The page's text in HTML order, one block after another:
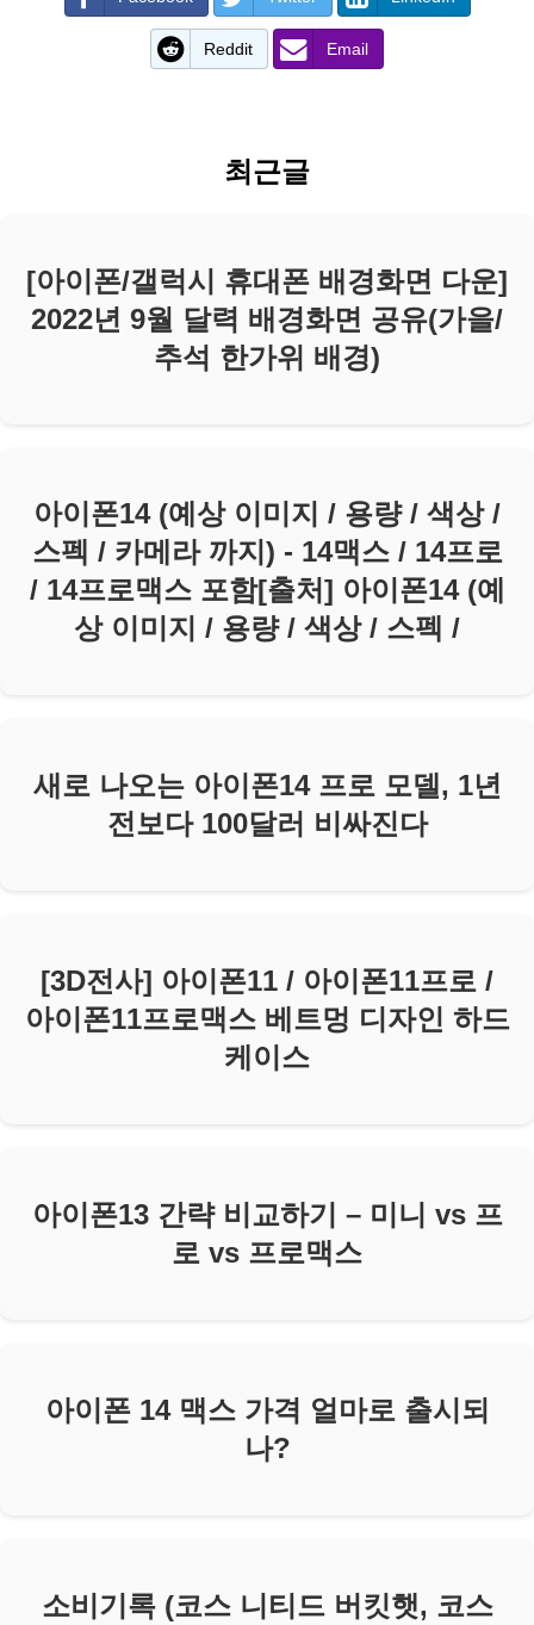
Reddit Email
최근글
[아이폰/갤럭시 휴대폰 배경화면 다운]
2022년 9월 달력 배경화면 공유(가을/
추석 한가위 배경)
아이폰14 (예상 이미지 / 용량 / 색상 /
스펙 / 카메라 까지) - 14맥스 / 14프로
/ 14프로맥스 포함[출처] 아이폰14 (예
상 이미지 / 용량 / 색상 / 스펙 /
새로 나오는 아이폰14 프로 모델, 1년
전보다 100달러 비싸진다
[3D전사] 아이폰11 / 아이폰11프로 /
아이폰11프로맥스 베트멍 디자인 하드
케이스
아이폰13 간략 비교하기 – 미니 vs 프
로 vs 프로맥스
아이폰 14 맥스 가격 얼마로 출시되
나?
소비기록 (코스 니티드 버킷햇, 코스